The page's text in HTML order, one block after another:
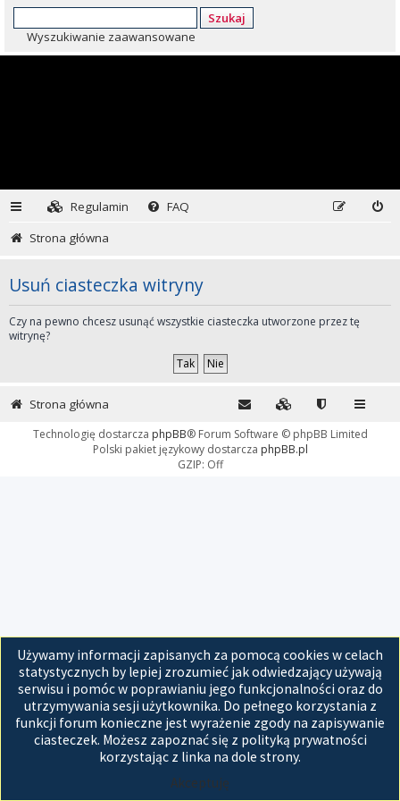
Szukaj
Wyszukiwanie zaawansowane
Regulamin
FAQ
Strona główna
Usuń ciasteczka witryny
Czy na pewno chcesz usunąć wszystkie ciasteczka utworzone przez tę
witrynę?
Używamy informacji zapisanych za pomocą cookies w celach
statystycznych by lepiej zrozumieć jak odwiedzający używają
serwisu i pomóc w poprawianiu jego funkcjonalności oraz do
utrzymywania sesji użytkownika. Do pełnego korzystania z
funkcji forum konieczne jest wyrażenie zgody na zapisywanie
ciasteczek. Możesz zapoznać się z polityką prywatności
korzystając z linka na dole strony.
Akceptuję
Strona główna
Technologię dostarcza phpBB® Forum Software © phpBB Limited
Polski pakiet językowy dostarcza phpBB.pl
GZIP: Off